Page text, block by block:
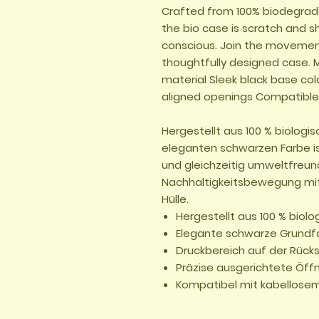
Crafted from 100%
the bio case is scratch and
conscious. Join the
thoughtfully designed case.
material Sleek black base
aligned openings
Hergestellt aus 100 %
eleganten schwarzen Farbe
und gleichzeitig
Nachhaltigkeitsbewegung
Hülle.
Hergestellt aus 100 %
Elegante schwarze
Druckbereich auf der
Präzise ausgerichtete
Kompatibel mit